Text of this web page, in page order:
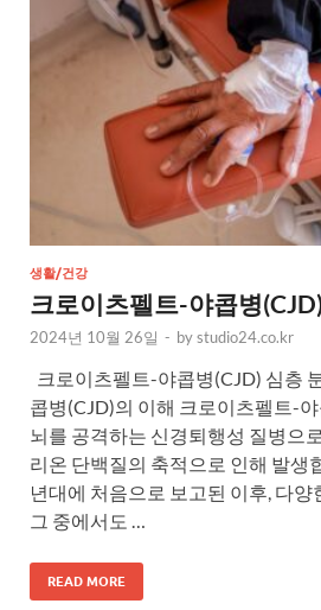
생활/건강
크로이츠펠트-야콥병
2024년 10월 26일 - bystudio24.co.kr
크로이츠펠트-야콥병(CJD) 심층
콥병(CJD)의 이해 크로이츠펠트-
뇌를 공격하는 신경퇴행성 질병으
리온 단백질의 축적으로 인해 발생
년대에 처음으로 보고된 이후, 다
그 중에서도 …
READ MORE